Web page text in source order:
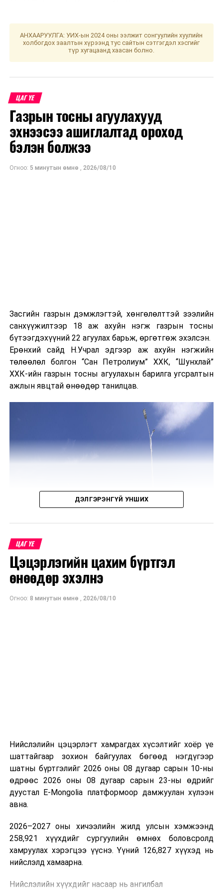
УНШСАН: 3863
Б.Мөнхбат: Монгол гэсэн үндэсний онцлогтой,
Олон нийт цуглаж болзошгүй газруудын үйл
ажиллагааг гуравдугаар сарын 30-ны өдөр хүртэл
зогсоолоо
АНХААРУУЛГА: УИХ-ын 2024 оны ээлжит сонгуулийн хуулийн
холбогдох заалтын хүрээнд тус сайтын сэтгэгдэл хэсгийг
түр хугацаанд хаасан болно.
ЦАГ ҮЕ
Газрын тосны агуулахууд
эхнээсээ ашиглалтад ороход
бэлэн болжээ
Огноо: 5 минутын өмнө 2026/08/10
Засгийн газрын дэмжлэгтэй, хөнгөлөлттэй зээлийн
санхүүжилтээр 18 аж ахуйн нэгж газрын тосны
бүтээгдэхүүний 22 агуулах барьж, өргөтгөж эхэлсэн.
Ерөнхий сайд Н.Учрал эдгээр аж ахуйн нэгжийн
төлөөлөл болгон “Сан Петролиум” ХХК, “Шунхлай”
ХХК-ийн газрын тосны агуулахын барилга угсралтын
ажлын явцтай өнөөдөр танилцав.
арилжааны банкнаас авчээ. Газрын тосны
бүтээгдэхүүний агуулахын барилга угсралтын ажлын
гүйцэтгэл 95 хувьтай байгаа бөгөөд 2026 оны
наймдугаар сарын 20-ны дотор бүрэн дуусгаж,
ашиглалтад оруулах гэж байна. Эдгээр агуулах
ашиглалтад орсноор Улаанбаатар хотын АИ-92-ийн
Ерөнхий сайд тус агуулахыг ашиглалтад хүлээн
авахад зөвшөөрлийн саад бэрхшээл учруулахгүй
байхыг холбогдох албаныханд үүрэг болгов.
ДЭЛГЭРЭНГҮЙ УНШИХ
ЦАГ ҮЕ
Цэцэрлэгийн цахим бүртгэл
өнөөдөр эхэлнэ
Огноо: 8 минутын өмнө 2026/08/10
Нийслэлийн цэцэрлэгт хамрагдах хүсэлтийг хоёр үе
шаттайгаар зохион байгуулах бөгөөд нэгдүгээр
шатны бүртгэлийг 2026 оны 08 дугаар сарын 10-ны
өдрөөс 2026 оны 08 дугаар сарын 23-ны өдрийг
дуустал E-Mongolia платформоор дамжуулан хүлээн
авна.
2026–2027 оны хичээлийн жилд улсын хэмжээнд
258,921 хүүхдийг сургуулийн өмнөх боловсролд
хамруулах хэрэгцээ үүснэ. Үүний 126,827 хүүхэд нь
нийслэлд хамаарна.
Нийслэлийн хүүхдийг насаар нь ангилбал